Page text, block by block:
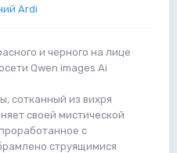
Ardi
и черного на лице
Qwen images Ai
сотканный из вихря
своей мистической
с
струящимися